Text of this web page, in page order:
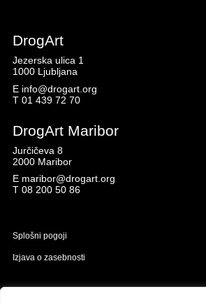
DrogArt
Jezerska ulica 1
1000 Ljubljana
E info@drogart.org
T 01 439 72 70
DrogArt Maribor
Jurčičeva 8
2000 Maribor
E maribor@drogart.org
T 08 200 50 86
Splošni pogoji
Izjava o zasebnosti